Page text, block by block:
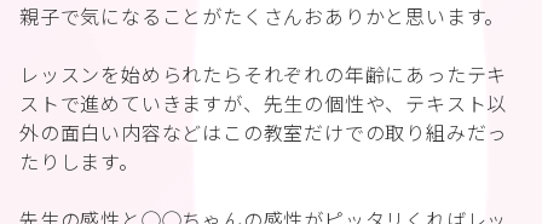
親子で気になることがたくさんおありかと思います。
レッスンを始められたらそれぞれの年齢にあったテキ
ストで進めていきますが、先生の個性や、テキスト以
外の面白い内容などはこの教室だけでの取り組みだっ
たりします。